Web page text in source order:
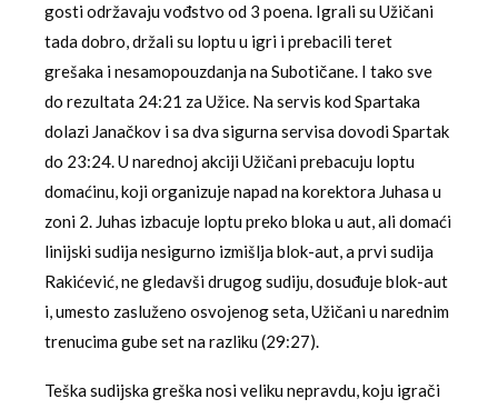
gosti održavaju vođstvo od 3 poena. Igrali su Užičani
tada dobro, držali su loptu u igri i prebacili teret
grešaka i nesamopouzdanja na Subotičane. I tako sve
do rezultata 24:21 za Užice. Na servis kod Spartaka
dolazi Janačkov i sa dva sigurna servisa dovodi Spartak
do 23:24. U narednoj akciji Užičani prebacuju loptu
domaćinu, koji organizuje napad na korektora Juhasa u
zoni 2. Juhas izbacuje loptu preko bloka u aut, ali domaći
linijski sudija nesigurno izmišlja blok-aut, a prvi sudija
Rakićević, ne gledavši drugog sudiju, dosuđuje blok-aut
i, umesto zasluženo osvojenog seta, Užičani u narednim
trenucima gube set na razliku (29:27).
Teška sudijska greška nosi veliku nepravdu, koju igrači